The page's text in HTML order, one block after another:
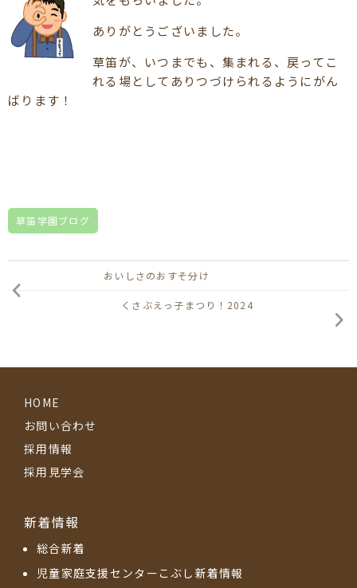
ありがとうございました。
草笛が、いつまでも、集まれる、戻ってこ
れる場としてありつづけられるようにがん
ばります！
草笛学園ブログ
おいしさのおすそ分け
くさぶえっ子まつり！2024
HOME
お問い合わせ
採用情報
採用見学会
新着情報
総合新着
児童家庭支援センターこぶし新着情報